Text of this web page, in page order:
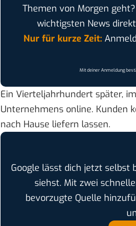
Themen von Morgen
wichtigsten News
Nur für kurze Zeit:
Mit deiner Anmeldung
Ein Vierteljahrhundert später,
Unternehmens online. Kunden
nach Hause liefern lassen.
Google lässt dich jetzt selbst
siehst. Mit zwei
bevorzugte Quelle